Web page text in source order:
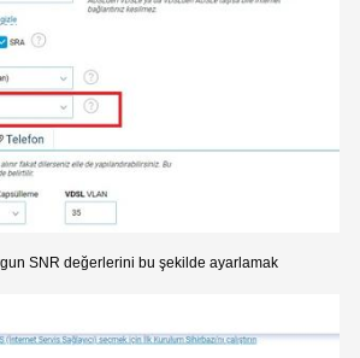
SNR değerlerini bu şekilde ayarlamak